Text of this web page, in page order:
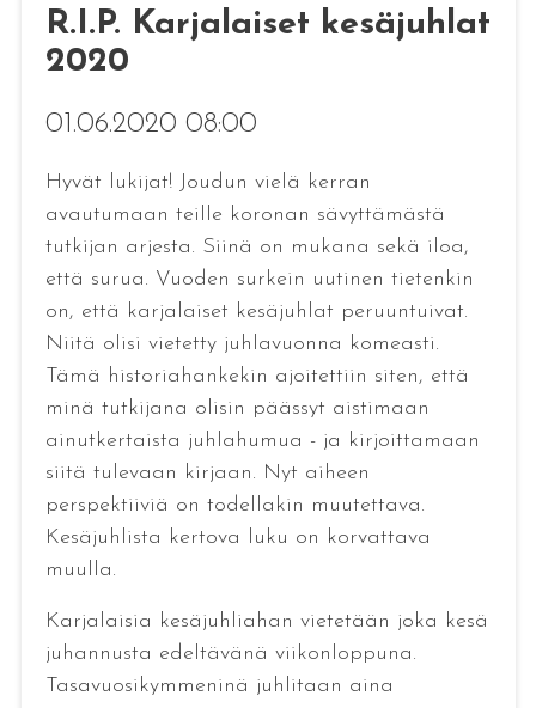
R.I.P. Karjalaiset kesäjuhlat
2020
01.06.2020 08:00
Hyvät lukijat! Joudun vielä kerran
avautumaan teille koronan sävyttämästä
tutkijan arjesta. Siinä on mukana sekä iloa,
että surua. Vuoden surkein uutinen tietenkin
on, että karjalaiset kesäjuhlat peruuntuivat.
Niitä olisi vietetty juhlavuonna komeasti.
Tämä historiahankekin ajoitettiin siten, että
minä tutkijana olisin päässyt aistimaan
ainutkertaista juhlahumua - ja kirjoittamaan
siitä tulevaan kirjaan. Nyt aiheen
perspektiiviä on todellakin muutettava.
Kesäjuhlista kertova luku on korvattava
muulla.
Karjalaisia kesäjuhliahan vietetään joka kesä
juhannusta edeltävänä viikonloppuna.
Tasavuosikymmeninä juhlitaan aina